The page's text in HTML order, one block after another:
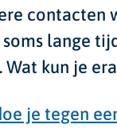
contacten
lange
kun je
je tegen